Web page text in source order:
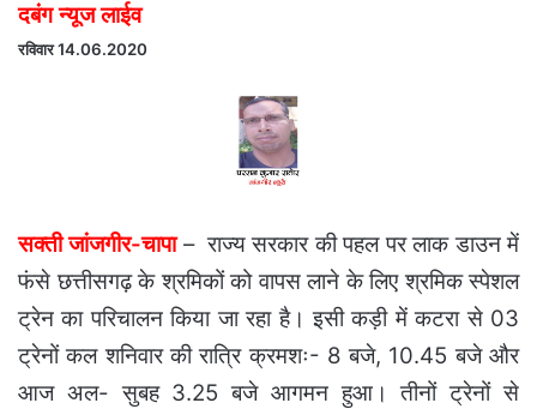
दबंग न्यूज लाईव
रविवार 14.06.2020
सक्ती जांजगीर-चापा – राज्य सरकार की पहल पर लाक डाउन में
फंसे छत्तीसगढ़ के श्रमिकों को वापस लाने के लिए श्रमिक स्पेशल
ट्रेन का परिचालन किया जा रहा है। इसी कड़ी में कटरा से 03
ट्रेनों कल शनिवार की रात्रि क्रमशः- 8 बजे, 10.45 बजे और
आज अल- सुबह 3.25 बजे आगमन हुआ। तीनों ट्रेनों से